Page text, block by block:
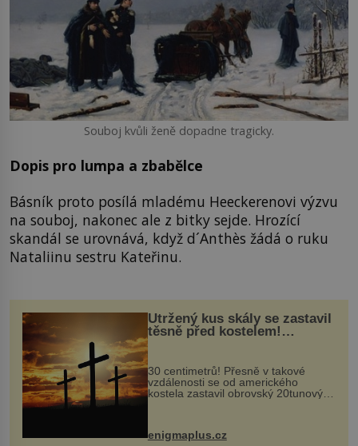
Souboj kvůli ženě dopadne tragicky.
Dopis pro lumpa a zbabělce
Básník proto posílá mladému Heeckerenovi výzvu
na souboj, nakonec ale z bitky sejde. Hrozící
skandál se urovnává, když d´Anthès žádá o ruku
Nataliinu sestru Kateřinu.
Utržený kus skály se zastavil
těsně před kostelem!
Ochránila ho boží síla?
30 centimetrů! Přesně v takové
vzdálenosti se od amerického
kostela zastavil obrovský 20tunový
...
enigmaplus.cz